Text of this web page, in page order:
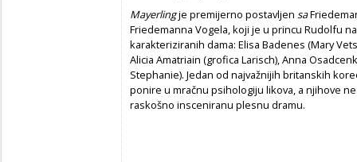
Mayerlingje premijerno postavljen sa
Friedemanna Vogela, koji je u princu Rudolfu
karakteriziranih dama: Elisa Badenes (Mary
Alicia Amatriain (grofica Larisch), Anna
Stephanie). Jedan od najvažnijih britanskih
ponire u mračnu psihologiju likova, a njihove
raskošno insceniranu plesnu dramu.